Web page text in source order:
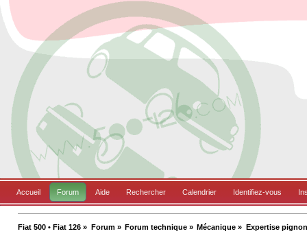
Accueil Forum Aide Rechercher Calendrier Identifiez-vous
Fiat 500 • Fiat 126 » Forum» Forum technique» Mécanique » Expertise